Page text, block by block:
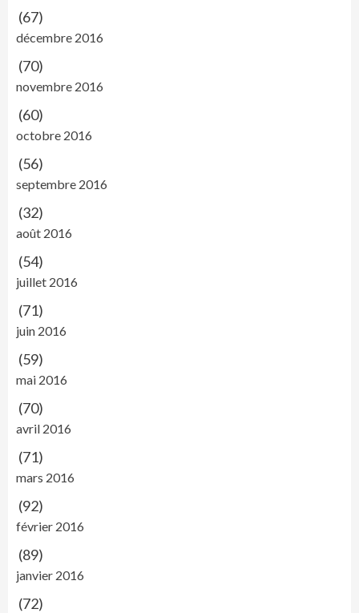
(67)
décembre 2016
(70)
novembre 2016
(60)
octobre 2016
(56)
septembre 2016
(32)
août 2016
(54)
juillet 2016
(71)
juin 2016
(59)
mai 2016
(70)
avril 2016
(71)
mars 2016
(92)
février 2016
(89)
janvier 2016
(72)